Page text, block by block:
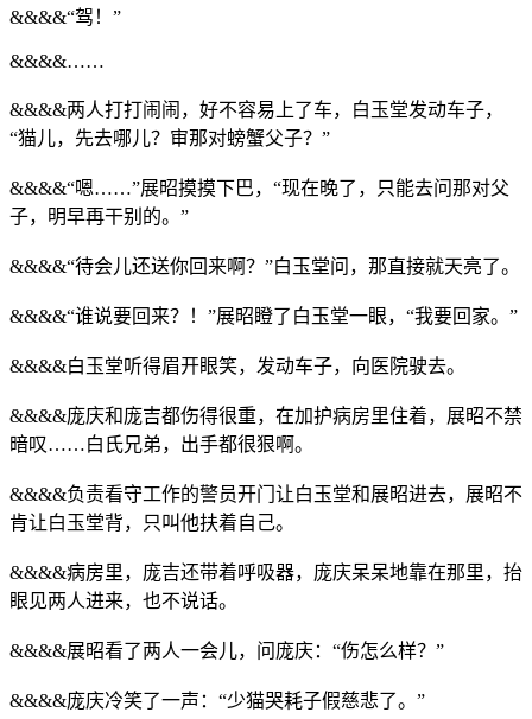
&&&&“驾！”
&&&&……
&&&&两人打打闹闹，好不容易上了车，白玉堂发动车子，
“猫儿，先去哪儿？审那对螃蟹父子？”
&&&&“嗯……”展昭摸摸下巴，“现在晚了，只能去问那对父
子，明早再干别的。”
&&&&“待会儿还送你回来啊？”白玉堂问，那直接就天亮了。
&&&&“谁说要回来？！”展昭瞪了白玉堂一眼，“我要回家。”
&&&&白玉堂听得眉开眼笑，发动车子，向医院驶去。
&&&&庞庆和庞吉都伤得很重，在加护病房里住着，展昭不禁
暗叹……白氏兄弟，出手都很狠啊。
&&&&负责看守工作的警员开门让白玉堂和展昭进去，展昭不
肯让白玉堂背，只叫他扶着自己。
&&&&病房里，庞吉还带着呼吸器，庞庆呆呆地靠在那里，抬
眼见两人进来，也不说话。
&&&&展昭看了两人一会儿，问庞庆：“伤怎么样？”
&&&&庞庆冷笑了一声：“少猫哭耗子假慈悲了。”